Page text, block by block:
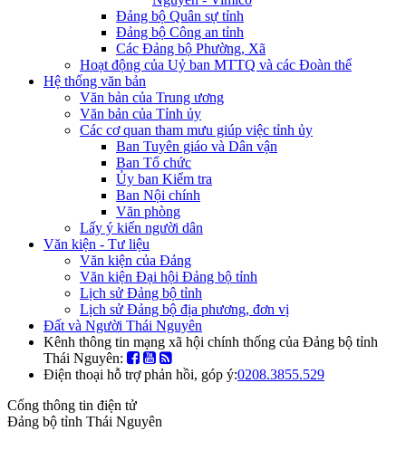
Đảng bộ Quân sự tỉnh
Đảng bộ Công an tỉnh
Các Đảng bộ Phường, Xã
Hoạt động của Uỷ ban MTTQ và các Đoàn thể
Hệ thống văn bản
Văn bản của Trung ương
Văn bản của Tỉnh ủy
Các cơ quan tham mưu giúp việc tỉnh ủy
Ban Tuyên giáo và Dân vận
Ban Tổ chức
Ủy ban Kiểm tra
Ban Nội chính
Văn phòng
Lấy ý kiến người dân
Văn kiện - Tư liệu
Văn kiện của Đảng
Văn kiện Đại hội Đảng bộ tỉnh
Lịch sử Đảng bộ tỉnh
Lịch sử Đảng bộ địa phương, đơn vị
Đất và Người Thái Nguyên
Kênh thông tin mạng xã hội chính thống của Đảng bộ tỉnh
Thái Nguyên:
Điện thoại hỗ trợ phản hồi, góp ý:0208.3855.529
Cổng thông tin điện tử
Đảng bộ tỉnh Thái Nguyên